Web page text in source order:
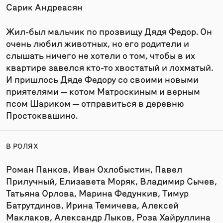
Сарик Андреасян
Жил-был мальчик по прозвищу Дядя Федор. Он
очень любил животных, но его родители и
слышать ничего не хотели о том, чтобы в их
квартире завелся кто-то хвостатый и лохматый.
И пришлось Дяде Федору со своими новыми
приятелями — котом Матроскиным и верным
псом Шариком — отправиться в деревню
Простоквашино.
В РОЛЯХ
Роман Панков, Иван Охлобыстин, Павел
Прилучный, Елизавета Моряк, Владимир Сычев,
Татьяна Орлова, Марина Федункив, Тимур
Батрутдинов, Ирина Темичева, Алексей
Маклаков, Александр Лыков, Роза Хайруллина